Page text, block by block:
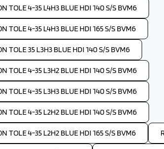
TOLE 4-35 L4H3 BLUE HDI 140 S/S BVM6
TOLE 4-35 L4H3 BLUE HDI 165 S/S BVM6
TOLE 35 L3H3 BLUE HDI 140 S/S BVM6
TOLE 4-35 L3H2 BLUE HDI 140 S/S BVM6
TOLE 4-35 L3H3 BLUE HDI 140 S/S BVM6
TOLE 4-35 L2H2 BLUE HDI 140 S/S BVM6
TOLE 4-35 L2H2 BLUE HDI 165 S/S BVM6